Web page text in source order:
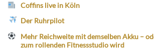
Coffins live in Köln
Der Ruhrpilot
Mehr Reichweite mit demselben Akku –
zum rollenden Fitnessstudio wird